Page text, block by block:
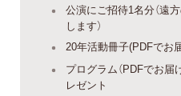
公演にご招待1名分（遠
します）
20年活動冊子(PDFでお
プログラム（PDFでお届
レゼント